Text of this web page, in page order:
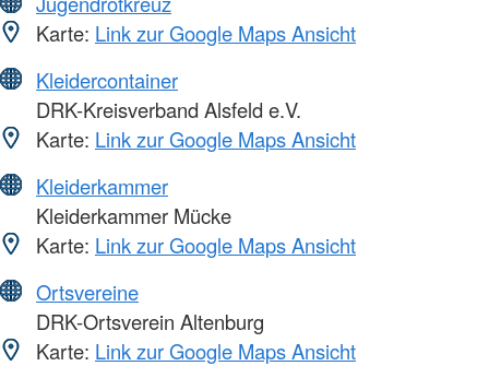
Karte: Link zur Google Maps Ansicht
Kleidercontainer
DRK-Kreisverband Alsfeld e.V.
Karte: Link zur Google Maps Ansicht
Kleiderkammer
Kleiderkammer Mücke
Karte: Link zur Google Maps Ansicht
Ortsvereine
DRK-Ortsverein Altenburg
Karte: Link zur Google Maps Ansicht